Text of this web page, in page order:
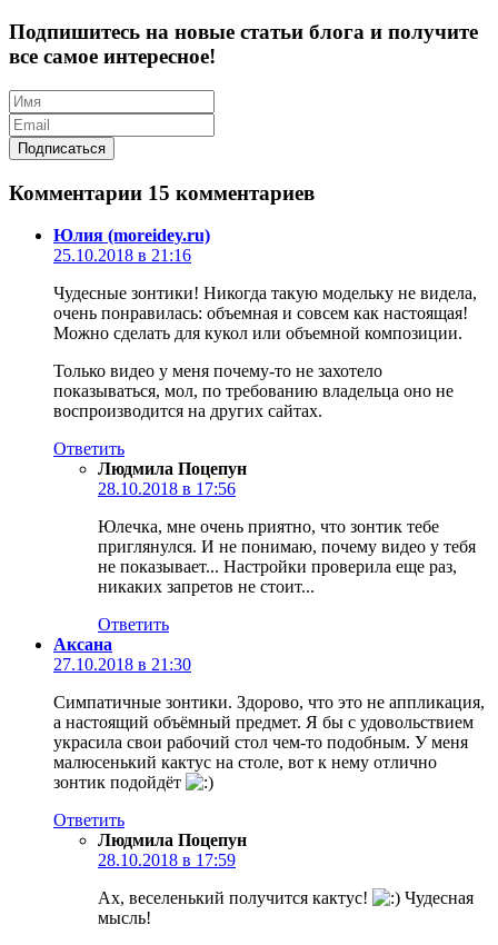
Подпишитесь на новые статьи блога и получите
все самое интересное!
Комментарии 15 комментариев
Юлия (moreidey.ru)
25.10.2018 в 21:16
Чудесные зонтики! Никогда такую модельку не видела,
очень понравилась: объемная и совсем как настоящая!
Можно сделать для кукол или объемной композиции.
Только видео у меня почему-то не захотело
показываться, мол, по требованию владельца оно не
воспроизводится на других сайтах.
Ответить
Людмила Поцепун
28.10.2018 в 17:56
Юлечка, мне очень приятно, что зонтик тебе
приглянулся. И не понимаю, почему видео у тебя
не показывает... Настройки проверила еще раз,
никаких запретов не стоит...
Ответить
Aксана
27.10.2018 в 21:30
Симпатичные зонтики. Здорово, что это не аппликация,
а настоящий объёмный предмет. Я бы с удовольствием
украсила свои рабочий стол чем-то подобным. У меня
малюсенький кактус на столе, вот к нему отлично
зонтик подойдёт
Ответить
Людмила Поцепун
28.10.2018 в 17:59
Ах, веселенький получится кактус!
Чудесная
мысль!